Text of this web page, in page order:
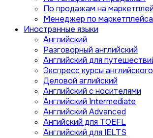
По продажам на
Менеджер по
Иностранные языки
Английский
Разговорный английский
Английский для
Экспресс курсы английского
Деловой аглийский
Английский с носителями
Английский Intermediate
Английский Advanced
Ангийский для TOEFL
Английский для IELTS